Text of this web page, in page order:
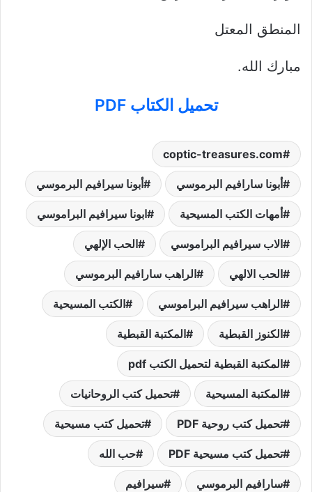
المنطق المعتل
مبارك الله.
تحميل الكتاب PDF
coptic-treasures.com
أبونا سارافيم البرموسي أبونا سيرافيم البرموسي
أمهات الكتب المسيحية ابونا سيرافيم البراموسي
الاب سيرافيم البراموسي الحب الإلهي
الحب الالهي الراهب سارافيم البرموسي
الراهب سيرافيم البراموسي الكتب المسيحية
الكنوز القبطية المكتبة القبطية
المكتبة القبطية لتحميل الكتب pdf
المكتبة المسيحية تحميل كتب الروحانيات
تحميل كتب روحية PDF تحميل كتب مسيحية
تحميل كتب مسيحية PDF حب الله
سارافيم البرموسي سيرافيم